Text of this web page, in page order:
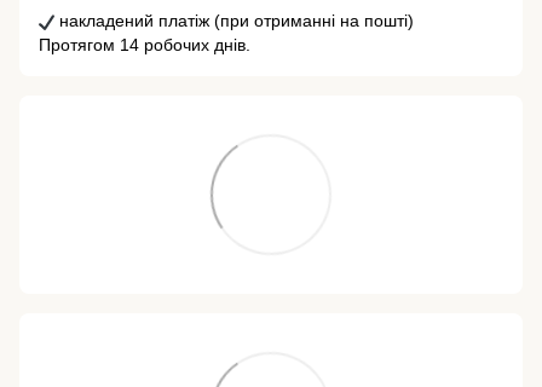
накладений платіж (при отриманні на пошті)
Протягом 14 робочих днів.